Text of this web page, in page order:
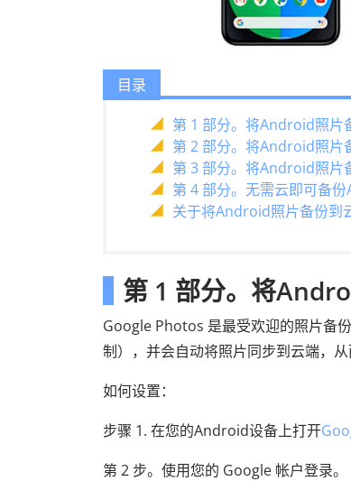
目录
第 1 部分。将Android照片
第 2 部分。将Android照片
第 3 部分。将Android照
第 4 部分。无需云即可备
关于将Android照片备份到
第 1 部分。将
Google Photos 是最受欢迎的照片备
制），并会自动将照片同步到云端，从
如何设置：
步骤 1. 在您的Android设备上打开
第 2 步。使用您的 Google 帐户登录。